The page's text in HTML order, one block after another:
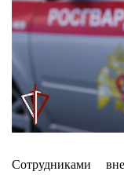
Сотрудниками